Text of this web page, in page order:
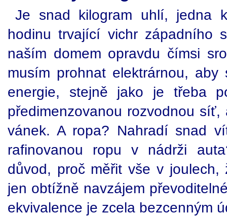
Je snad kilogram uhlí, jedna
hodinu trvající vichr západního
naším domem opravdu čímsi
musím prohnat elektrárnou,
energie, stejně jako je třeba
předimenzovanou rozvodnou
vánek. A ropa? Nahradí snad
rafinovanou ropu v nádrži
důvod, proč měřit vše v
jen obtížně navzájem
ekvivalence je zcela bezcenným